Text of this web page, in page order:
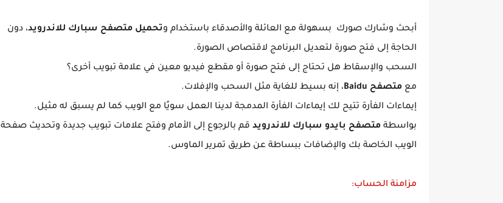
أبحث وشارك صورك بسهولة مع العائلة والأصدقاء باستخدام وتحميل متصفح سبارك للاندرويد، دون
الحاجة إلى فتح صورة لتعديل البرنامج لاقتصاص الصورة.
السحب والإسقاط هل تحتاج إلى فتح صورة أو مقطع فيديو معين في علامة تبويب أخرى؟
مع متصفح Baidu
، إنه بسيط للغاية مثل السحب والإفلات.
إيماءات الفأرة تتيح لك إيماءات الفأرة المدمجة لدينا العمل سويًا مع الويب كما لم يسبق له مثيل.
بواسطة متصفح بايدو سبارك للاندرويد قم بالرجوع إلى الأمام وفتح علامات تبويب جديدة وتحديث صفحة
الويب الخاصة بك والإضافات ببساطة عن طريق تمرير الماوس.
مزامنة الحساب: